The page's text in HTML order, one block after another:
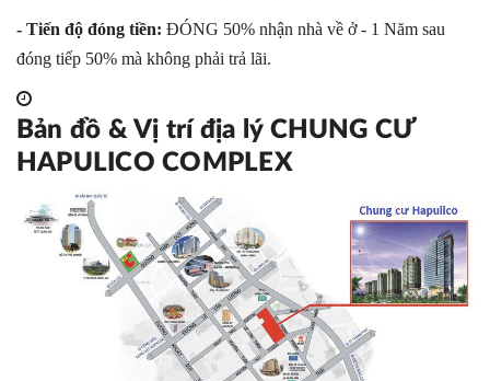
- Tiến độ đóng tiền: ĐÓNG 50% nhận nhà về ở - 1 Năm sau
đóng tiếp 50% mà không phải trả lãi.
Bản đồ & Vị trí địa lý CHUNG CƯ
HAPULICO COMPLEX